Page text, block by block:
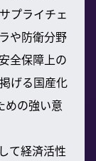
プライチェ
や防衛分野
全保障上の
げる国産化
めの強い意
て経済活性